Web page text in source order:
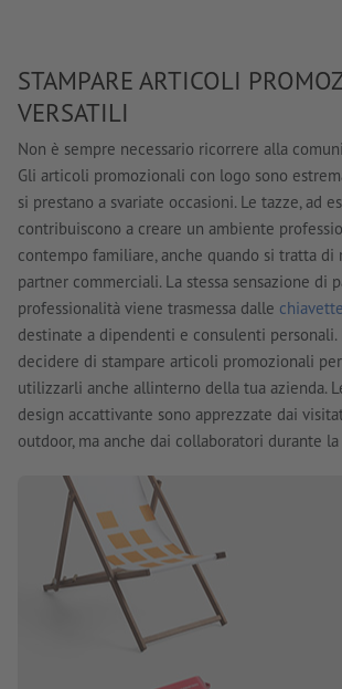
STAMPARE ARTICOLI
VERSATILI
Non è sempre necessario ricorrere alla
Gli articoli promozionali con logo sono
si prestano a svariate occasioni. Le tazze, ad
contribuiscono a creare un ambiente
contempo familiare, anche quando si tratta di
partner commerciali. La stessa sensazione di
professionalità viene trasmessa dalle
destinate a dipendenti e consulenti personali.
decidere di stampare articoli promozionali
utilizzarli anche allinterno della tua azienda.
design accattivante sono apprezzate dai
outdoor, ma anche dai collaboratori durante la